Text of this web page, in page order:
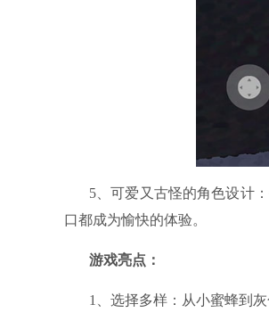
5、可爱又古怪的角色设计
口都成为愉快的体验。
游戏亮点：
1、选择多样：从小蜜蜂到